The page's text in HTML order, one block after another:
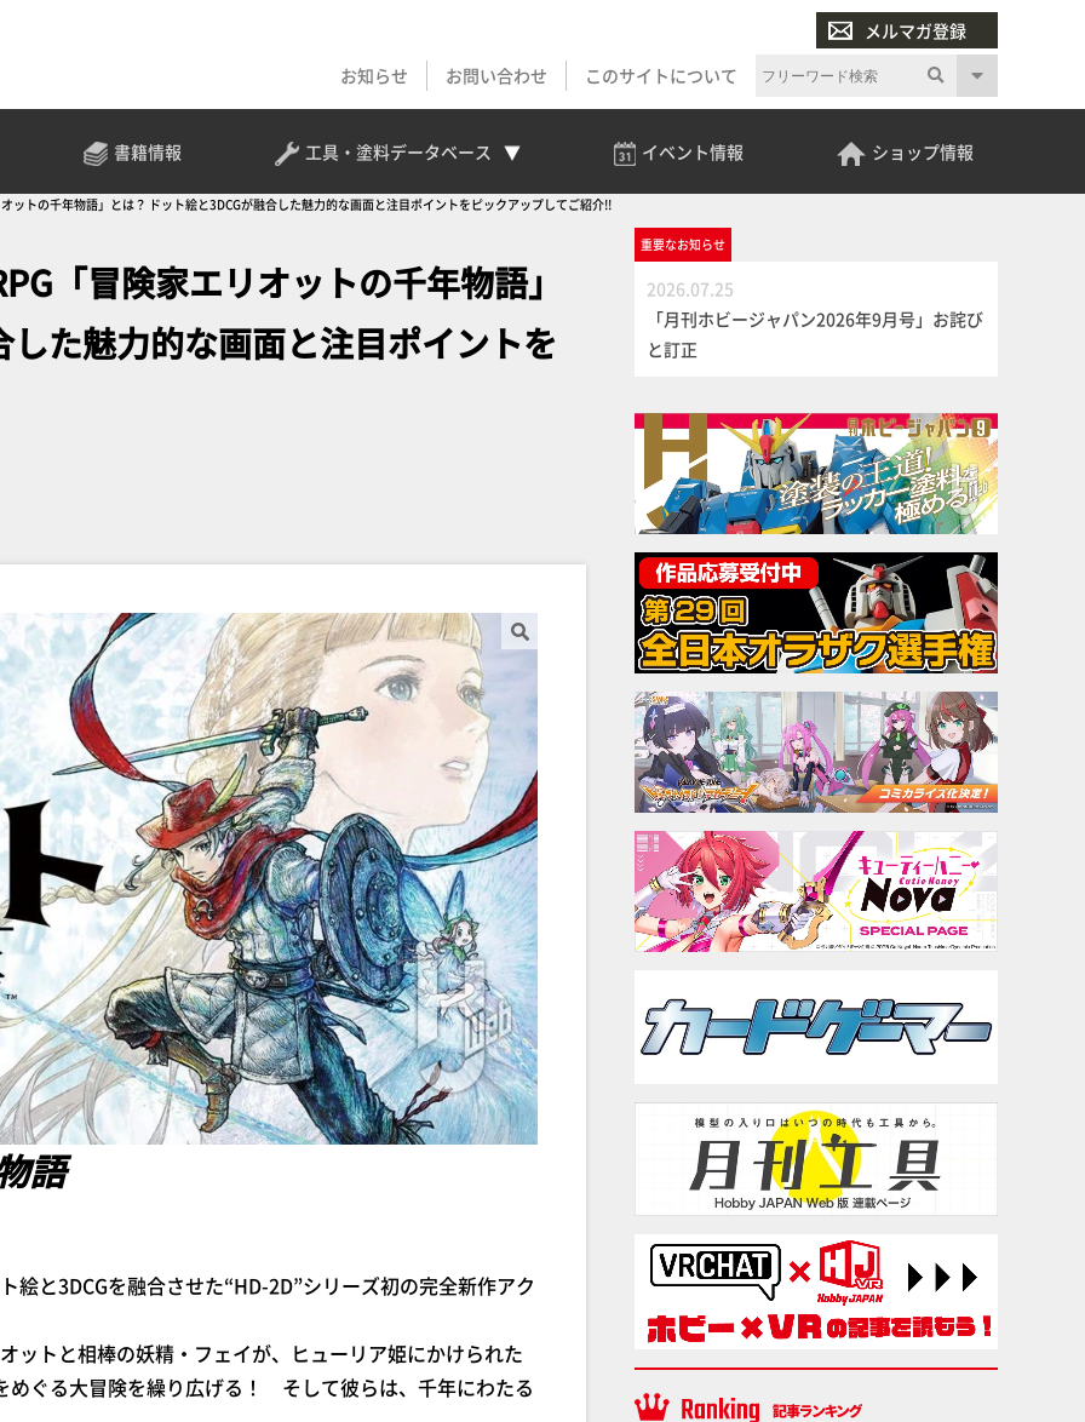
メルマガ登録
お知らせ
お問い合わせ このサイトについて
書籍情報 工具・塗料データベース イベント情報 ショップ情報
ットの千年物語」とは？ ドット絵と3DCGが融合した魅力的な画面と注目ポイントをピックアップしてご紹介!!
「冒険家エリオットの千年物語」
た魅力的な画面と注目ポイントを
語
3DCGを融合させた“HD-2D”シリーズ初の完全新作アク
トと相棒の妖精・フェイが、ヒューリア姫にかけられた
めぐる大冒険を繰り広げる！ そして彼らは、千年にわたる
重要なお知らせ
2026.07.25
「月刊ホビージャパン2026年9月号」お詫び
と訂正